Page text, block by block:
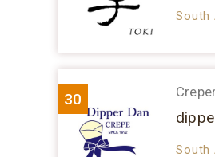
South
30
South